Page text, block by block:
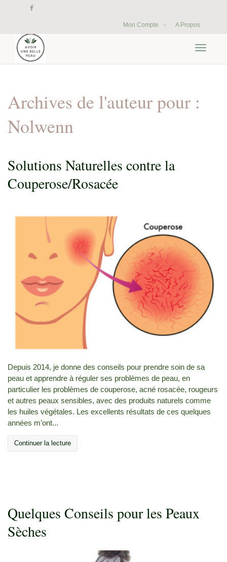
Mon Compte A Propos
Archives de l'auteur pour :
Nolwenn
Solutions Naturelles contre la
Couperose/Rosacée
Depuis 2014, je donne des conseils pour prendre soin de sa
peau et apprendre à réguler ses problèmes de peau, en
particulier les problèmes de couperose, acné rosacée, rougeurs
et autres peaux sensibles, avec des produits naturels comme
les huiles végétales. Les excellents résultats de ces quelques
années m’ont...
Continuer la lecture
Quelques Conseils pour les Peaux
Sèches